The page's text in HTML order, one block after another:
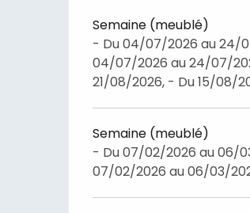
Semaine (meublé)
- Du 04/07/2026 au 24/
04/07/2026 au 24/07/
21/08/2026, - Du 15/08/
Semaine (meublé)
- Du 07/02/2026 au 06/
07/02/2026 au 06/03/